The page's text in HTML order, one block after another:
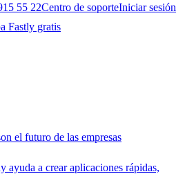
55 22Centro de soporteIniciar sesión
Fastly gratis
el futuro de las empresas
ayuda a crear aplicaciones rápidas,